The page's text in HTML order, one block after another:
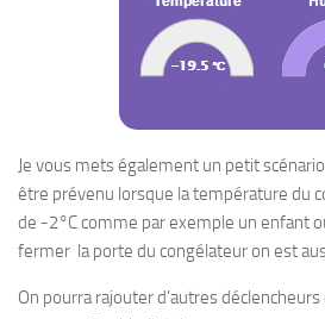
Je vous mets également un petit
être prévenu lorsque la température du
de -2°C comme par exemple un enfant
fermer la porte du congélateur on est
On pourra rajouter d’autres